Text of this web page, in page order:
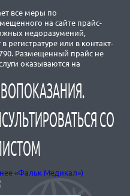
все меры по
на сайте прайс-
недоразумений,
регистратуре или в контакт-
Размещенный прайс не
оказываются на
СО
«Фальк Медикал»)